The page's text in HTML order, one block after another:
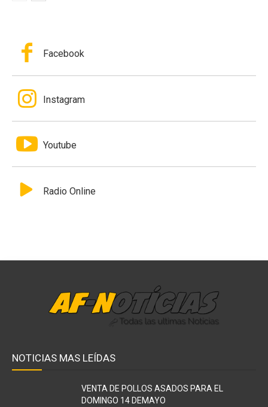
Facebook
Instagram
Youtube
Radio Online
NOTICIAS MAS LEÍDAS
VENTA DE POLLOS ASADOS PARA EL
DOMINGO 14 DEMAYO